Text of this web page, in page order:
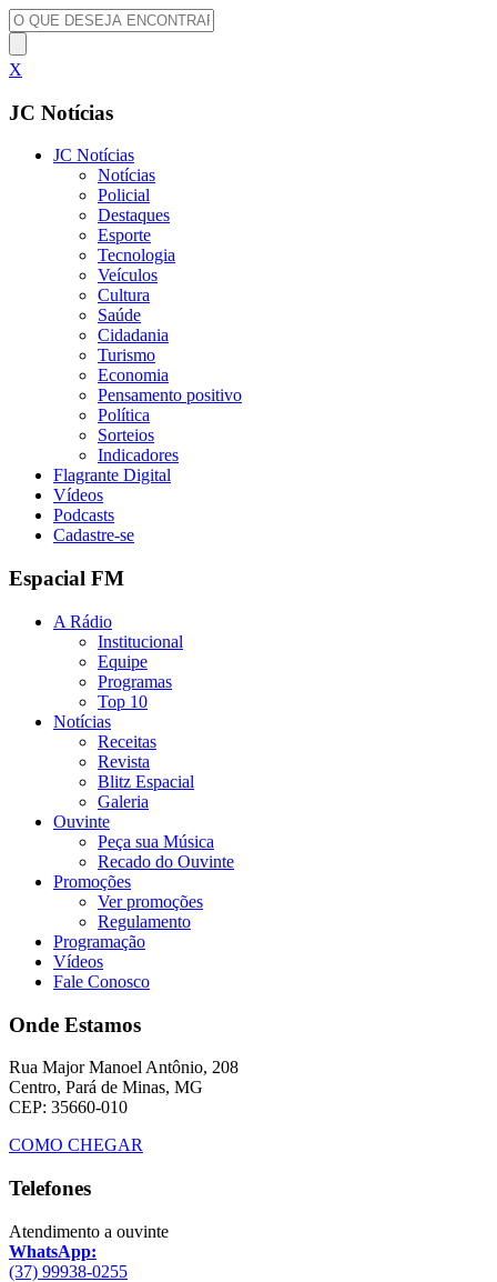
X
JC Notícias
JC Notícias
Notícias
Policial
Destaques
Esporte
Tecnologia
Veículos
Cultura
Saúde
Cidadania
Turismo
Economia
Pensamento positivo
Política
Sorteios
Indicadores
Flagrante Digital
Vídeos
Podcasts
Cadastre-se
Espacial FM
A Rádio
Institucional
Equipe
Programas
Top 10
Notícias
Receitas
Revista
Blitz Espacial
Galeria
Ouvinte
Peça sua Música
Recado do Ouvinte
Promoções
Ver promoções
Regulamento
Programação
Vídeos
Fale Conosco
Onde Estamos
Rua Major Manoel Antônio, 208
Centro, Pará de Minas, MG
CEP: 35660-010
COMO CHEGAR
Telefones
Atendimento a ouvinte
WhatsApp:
(37) 99938-0255